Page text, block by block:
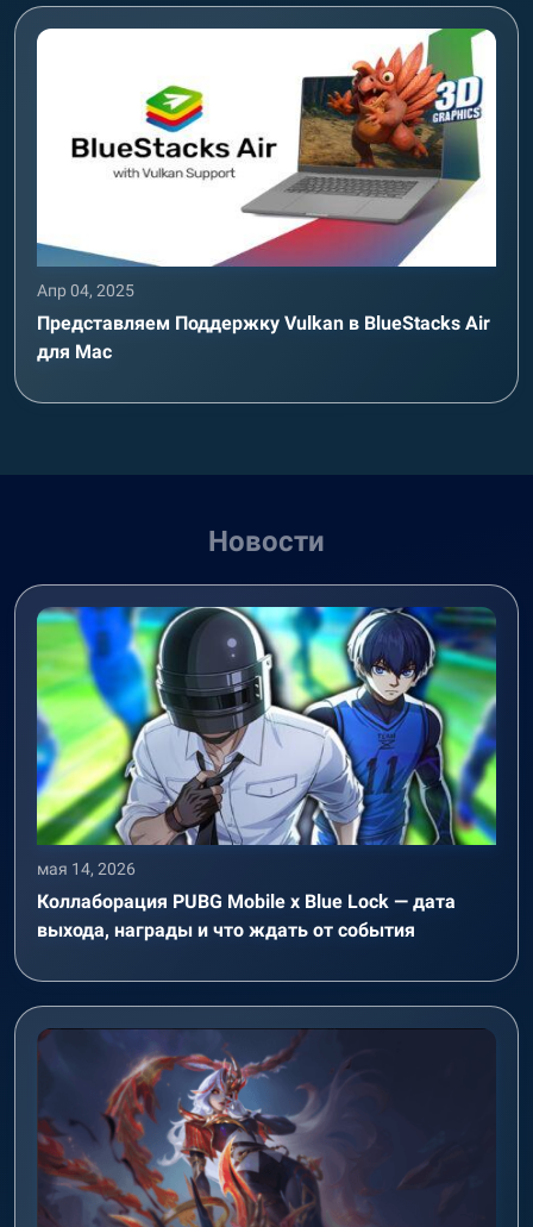
Апр 04, 2025
Представляем Поддержку Vulkan в BlueStacks Air
для Mac
Новости
мая 14, 2026
Коллаборация PUBG Mobile x Blue Lock — дата
выхода, награды и что ждать от события